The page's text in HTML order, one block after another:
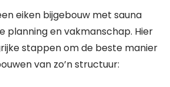
eiken bijgebouw met sauna
planning en vakmanschap. Hier
stappen om de beste manier
van zo’n structuur: